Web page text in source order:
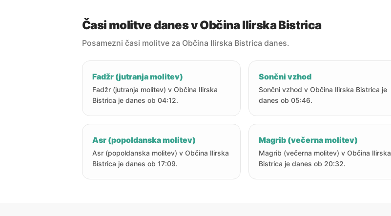
Časi molitve danes v Občina Ilirska Bistrica
Posamezni časi molitve za Občina Ilirska Bistrica danes.
Fadžr (jutranja molitev)
Fadžr (jutranja molitev) v Občina Ilirska
Bistrica je danes ob 04:12.
Sončni vzhod
Sončni vzhod v Občina Ilirska Bistrica je
danes ob 05:46.
Asr (popoldanska molitev)
Asr (popoldanska molitev) v Občina Ilirska
Bistrica je danes ob 17:09.
Magrib (večerna molitev)
Magrib (večerna molitev) v Občina Ilirska
Bistrica je danes ob 20:32.